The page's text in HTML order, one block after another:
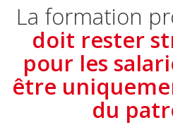
La formation
doit rester
pour les
être
du